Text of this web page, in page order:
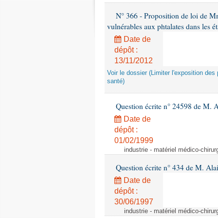
N° 366 - Proposition de loi de
vulnérables aux phtalates dans les
Date de
dépôt :
13/11/2012
Voir le dossier (Limiter l'exposition
santé)
Question écrite n° 24598 de M.
Date de
dépôt :
01/02/1999
industrie - matériel médico-
Question écrite n° 434 de M.
Date de
dépôt :
30/06/1997
industrie - matériel médico-